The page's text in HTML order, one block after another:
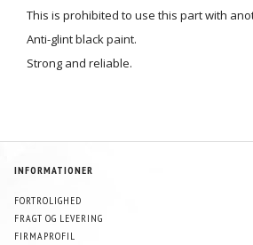
This is prohibited to use this part with
Anti-glint black paint.
Strong and reliable.
INFORMATIONER
FORTROLIGHED
FRAGT OG LEVERING
FIRMAPROFIL